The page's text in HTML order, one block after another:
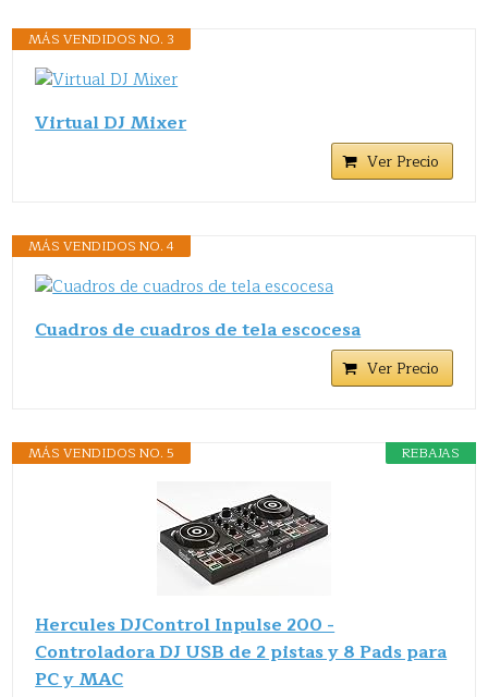
MÁS VENDIDOS NO. 3
Virtual DJ Mixer
Ver Precio
MÁS VENDIDOS NO. 4
Cuadros de cuadros de tela escocesa
Ver Precio
REBAJAS
MÁS VENDIDOS NO. 5
Hercules DJControl Inpulse 200 -
Controladora DJ USB de 2 pistas y 8 Pads para
PC y MAC